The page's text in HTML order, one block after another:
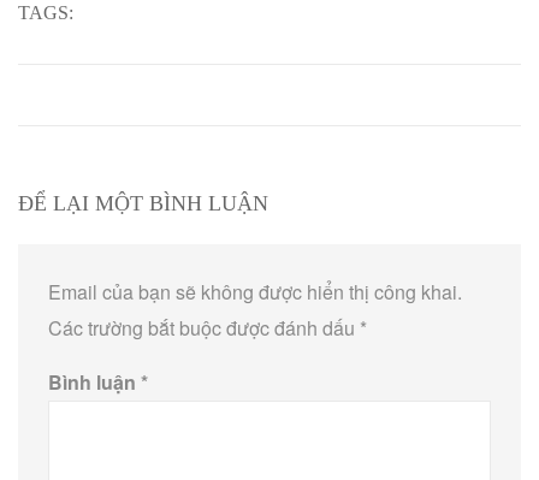
TAGS:
ĐỂ LẠI MỘT BÌNH LUẬN
Email của bạn sẽ không được hiển thị công khai.
Các trường bắt buộc được đánh dấu *
Bình luận *